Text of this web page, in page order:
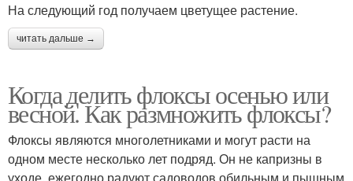
На следующий год получаем цветущее растение.
читать дальше →
Когда делить флоксы осенью или
весной. Как размножить флоксы?
Флоксы являются многолетниками и могут расти на
одном месте несколько лет подряд. Он не капризны в